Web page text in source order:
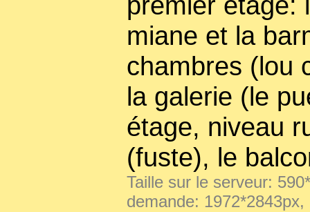
miane et la
chambres (lou
la galerie (le
étage, niveau
(fuste), le
Taille sur le serveur:
demande: